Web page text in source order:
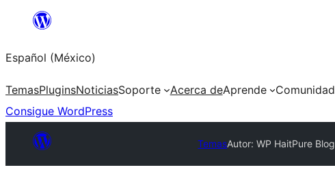
Saltar
contenido
Español (México)
TemasPluginsNoticiasSoporte Acerca deAprende Comunidad
Consigue WordPress
TemasAutor: WP HaitPure Blog